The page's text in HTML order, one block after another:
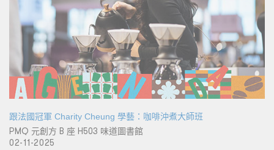
跟法國冠軍 Charity Cheung 學藝：咖啡沖煮大師班
PMQ 元創方 B 座 H503 味道圖書館
02-11-2025